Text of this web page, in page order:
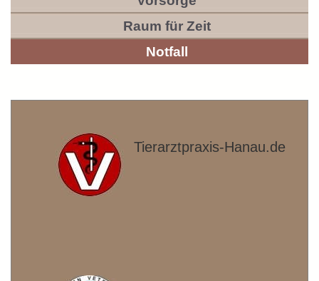
Raum für Zeit
Notfall
Tierarztpraxis-Hanau.de